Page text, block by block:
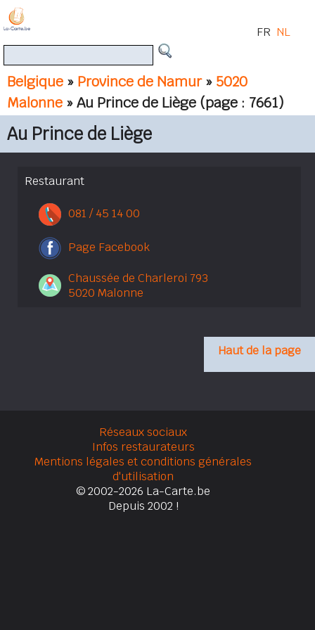
Belgique » Province de Namur» 5020
Malonne » Au Prince de Liège (page : 7661)
FR NL
Au Prince de Liège
Restaurant
081 / 45 14 00
Page Facebook
Chaussée de Charleroi 793
5020 Malonne
Haut de la page
Réseaux sociaux
Infos restaurateurs
Mentions légales et conditions générales
d'utilisation
© 2002-2026 La-Carte.be
Depuis 2002 !